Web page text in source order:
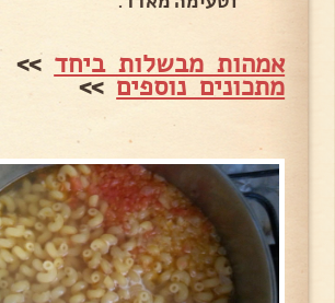
אמהות מבשלות ביחד >>
מתכונים נוספים>>